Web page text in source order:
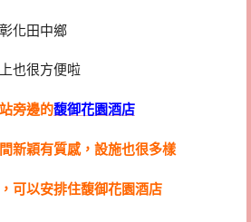
化田中鄉
也很方便啦
旁邊的馥御花園酒店
新穎有質感，設施也很多樣
可以安排住馥御花園酒店